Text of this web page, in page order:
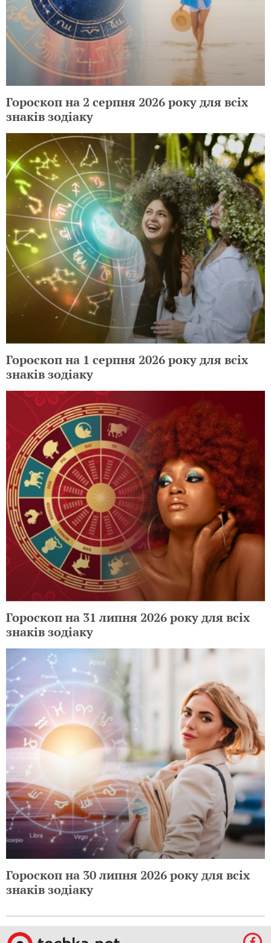
Гороскоп на 2 серпня 2026 року для всіх
знаків зодіаку
Гороскоп на 1 серпня 2026 року для всіх
знаків зодіаку
Гороскоп на 31 липня 2026 року для всіх
знаків зодіаку
Гороскоп на 30 липня 2026 року для всіх
знаків зодіаку